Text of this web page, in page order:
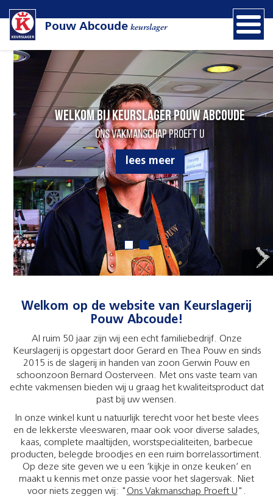
Pouw Abcoudekeurslager
Welkom bij Keurslager Pouw Abcoude
Ons vakmanschap proeft u
lees meer
Welkom op de website van Keurslagerij
Pouw Abcoude!
Al ruim 50 jaar zijn wij een echt familiebedrijf. Onze
Keurslagerij is opgestart door Gerard en Thea Pouw en sinds
2015 is de slagerij in handen van zoon Gerwin Pouw en
schoonzoon Bernard Oosterveen. Met ons vaste team van
echte vakmensen bieden wij u graag het kwaliteitsproduct dat
past bij uw wensen.
In onze winkel kunt u natuurlijk terecht voor het beste vlees
en de lekkerste vleeswaren, maar ook voor diverse salades,
kaas, complete maaltijden, worstspecialiteiten, barbecue
producten, belegde broodjes en een ruim borrelassortiment.
Op deze site geven we u een ‘kijkje in onze keuken’ en
maakt u kennis met onze passie voor het slagersvak. Niet
voor niets zeggen wij: "Ons Vakmanschap Proeft U".